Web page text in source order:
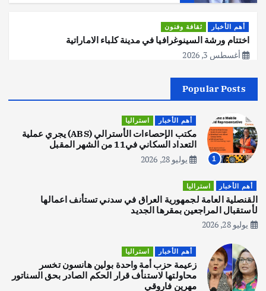
أهم الأخبار ثقافة وفنون
اختتام ورشة السينوغرافيا في مدينة كلباء الاماراتية
أغسطس 3, 2026
2
اصبح بطلاً لأستراليا بلعبة كمال الاجسام
يوليو 30, 2026
3
يوليو 30, 2026
المقبل
يوليو 28, 2026
Popular Posts
1
أهم الأخبار استراليا
مكتب الإحصاءات الأسترالي (ABS) يجري عملية
التعداد السكاني في11 من الشهر المقبل
يوليو 28, 2026
أهم الأخبار استراليا
القنصلية العامة لجمهورية العراق في سدني تستأنف اعمالها
لأستقبال المراجعين بمقرها الجديد
يوليو 28, 2026
أهم الأخبار استراليا
زعيمة حزب أمة واحدة بولين هانسون تخسر
محاولتها لاستنأف قرار الحكم الصادر بحق السناتور
مهرين فاروقي